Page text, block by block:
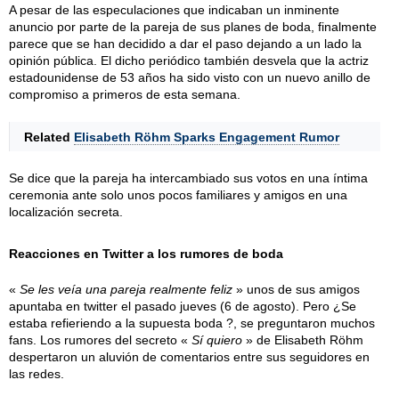
A pesar de las especulaciones que indicaban un inminente
anuncio por parte de la pareja de sus planes de boda, finalmente
parece que se han decidido a dar el paso dejando a un lado la
opinión pública. El dicho periódico también desvela que la actriz
estadounidense de 53 años ha sido visto con un nuevo anillo de
compromiso a primeros de esta semana.
Related Elisabeth Röhm Sparks Engagement Rumor
Se dice que la pareja ha intercambiado sus votos en una íntima
ceremonia ante solo unos pocos familiares y amigos en una
localización secreta.
Reacciones en Twitter a los rumores de boda
« Se les veía una pareja realmente feliz » unos de sus amigos
apuntaba en twitter el pasado jueves (6 de agosto). Pero ¿Se
estaba refieriendo a la supuesta boda ?, se preguntaron muchos
fans. Los rumores del secreto « Sí quiero » de Elisabeth Röhm
despertaron un aluvión de comentarios entre sus seguidores en
las redes.